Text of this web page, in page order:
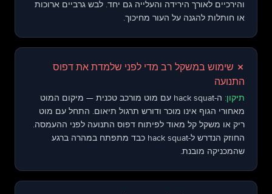
והירכיים לאורך הירידה והעלייה גם יחד. לבש גרביים ארוכות
או חותלות להגנה על העור מחיכוך.
✗ שימוש במשקל רב מדי לפני שלמדת את דפוס
התנועה
תיקון:
ה-hack squat עם מוט מורכב טכנית — מיקום המוט
מאחורי הגוף אינו מוכר ודורש תרגול תיאום. התחל עם מוט
ריק או משקל קל מאוד לפיתוח דפוס התנועה לפני ההעמסה.
החוזק הנדרש ל-hack squat כבד מתפתח במהרה ברגע
שהמכניקה מובנת.